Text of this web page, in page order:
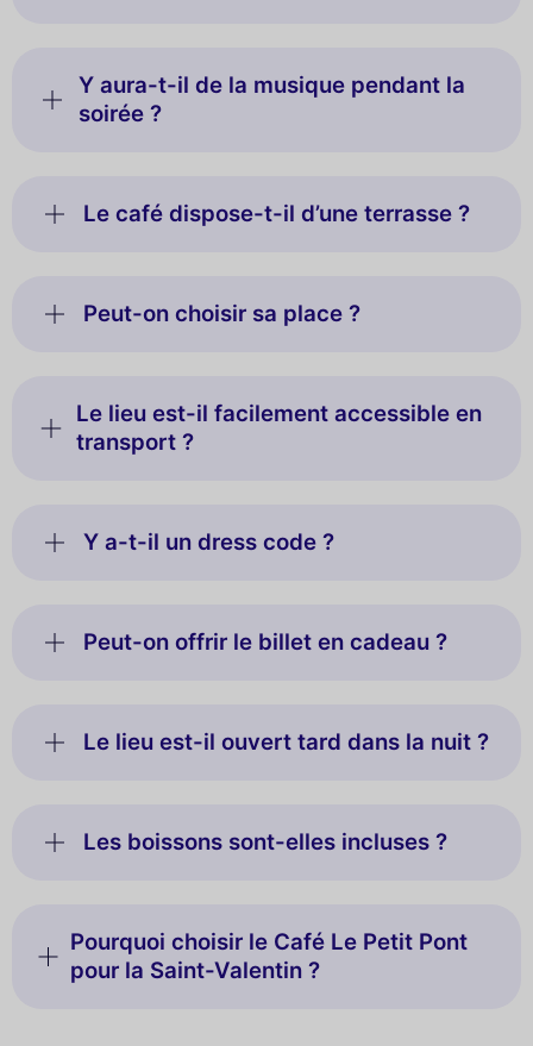
Y aura-t-il de la musique pendant la
soirée ?
Le café dispose-t-il d’une terrasse ?
Peut-on choisir sa place ?
Le lieu est-il facilement accessible en
transport ?
Y a-t-il un dress code ?
Peut-on offrir le billet en cadeau ?
Le lieu est-il ouvert tard dans la nuit ?
Les boissons sont-elles incluses ?
Pourquoi choisir le Café Le Petit Pont
pour la Saint-Valentin ?